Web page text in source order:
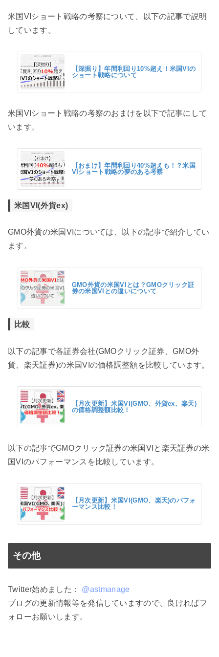
米国VIショート戦略の考察について、以下の記事で説明
しています。
【深掘り】年間利回り10%超え！米国VIの
ショート戦略について
米国VIショート戦略の考察のおまけを以下で記事にして
います。
【おまけ】年間利回り40%超えも！？米国
VIショート戦略の夢のある考察
米国VI(外貨ex)
GMO外貨の米国VIについては、以下の記事で紹介してい
ます。
GMO外貨の米国VIとは？GMOクリック証
券の米国VIとの違いについて
比較
以下の記事で各証券会社(GMOクリック証券、GMO外
貨、楽天証券)の米国VIの価格調整額を比較しています。
【月次更新】米国VI(GMO、外貨ex、楽天)
の価格調整額比較！
以下の記事でGMOクリック証券の米国VIと楽天証券の米
国VIのパフォーマンスを比較しています。
【月次更新】米国VI(GMO、楽天)のパフォ
ーマンス比較！
その他
Twitter始めました： @astmanage
ブログの更新情報等を発信していますので、良ければフ
ォローお願いします。